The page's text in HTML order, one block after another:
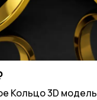
Кольцо 3D модель